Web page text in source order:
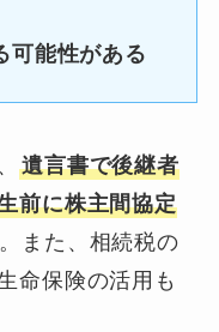
可能性がある
遺言書で後継者
前に株主間協定
また、相続税の
命保険の活用も